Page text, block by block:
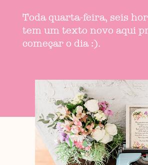
Toda quarta-feira, seis
tem um texto novo aqui
começar o dia :).